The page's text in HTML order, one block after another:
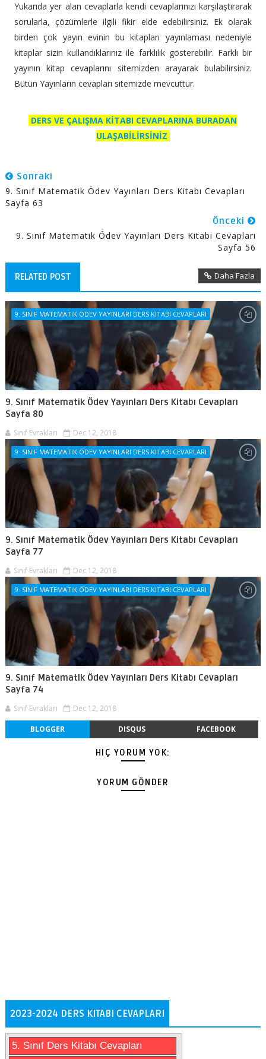
Yukarıda yer alan cevaplarla kendi cevaplarınızı karşılaştırarak
sorularla, çözümlerle ilgili fikir elde edebilirsiniz. Ek olarak
birden çok yayın evinin bu kitapları yayınlaması nedeniyle
kitaplar sizin kullandıklarınız ile farklılık gösterebilir. Farklı bir
yayının kitap cevaplarını sitemizden arayarak bulabilirsiniz.
Bütün Yayınların cevapları sitemizde mevcuttur.
DERS VE ÇALIŞMA KİTABI CEVAPLARINA BURADAN
ULAŞABİLİRSİNİZ
Sonraki
9. Sınıf Matematik Ödev Yayınları Ders Kitabı Cevapları
Sayfa 63
Önceki
9. Sınıf Matematik Ödev Yayınları Ders Kitabı Cevapları
Sayfa 56
RELATED POST Daha Fazla
9. SINIF MATEMATIK ÖDEV YAYINLARI DERS KITABI CEVAPLARI
9. Sınıf Matematik Ödev Yayınları Ders Kitabı Cevapları
Sayfa 80
Sınıf Evrakları Dec 12, 2018
9. SINIF MATEMATIK ÖDEV YAYINLARI DERS KITABI CEVAPLARI
9. Sınıf Matematik Ödev Yayınları Ders Kitabı Cevapları
Sayfa 77
Sınıf Evrakları Dec 12, 2018
9. SINIF MATEMATIK ÖDEV YAYINLARI DERS KITABI CEVAPLARI
9. Sınıf Matematik Ödev Yayınları Ders Kitabı Cevapları
Sayfa 74
Sınıf Evrakları Dec 12, 2018
BLOGGER DISQUS FACEBOOK
HIÇ YORUM YOK:
YORUM GÖNDER
2023-2024 DERS KITABI CEVAPLARI
5. Sınıf Ders Kitabı Cevapları